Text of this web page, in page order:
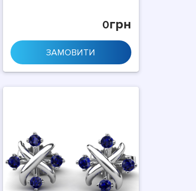
0грн
ЗАМОВИТИ